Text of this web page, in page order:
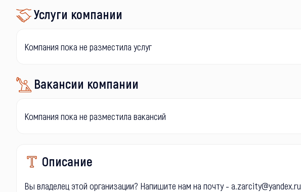
Услуги компании
Компания пока не разместила услуг
Вакансии компании
Компания пока не разместила вакансий
Описание
Вы владелец этой организации? Напишите нам на почту - a.zarcity@yandex.ru